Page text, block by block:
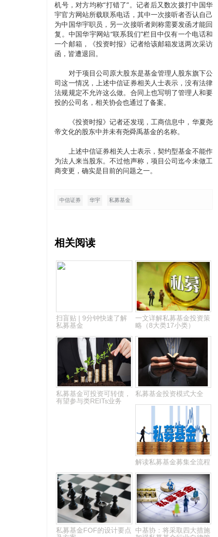
机号，对方均称“打错了”。记者后又数次拨打中国华
宇官方网站所载联系电话，其中一次接听者否认自己
为中国华宇职员，另一次接听者则称需要发函才能回
复。中国华宇网站“联系我们”栏目中仅有一个电话和
一个邮箱，《投资时报》记者给该邮箱发送两次采访
函，皆遭退回。
对于项目公司原大股东是基金管理人股东旗下公
司这一情况，上述中信证券相关人士表示，没有法律
法规规定不允许这么做。合同上也写明了管理人和要
投的公司名，相关协会也通过了备案。
《投资时报》记者还发现，工商信息中，华夏尧
帝文化的股东中并未有尧舜禹基金的名称。
上述中信证券相关人士表示，契约型基金不能作
为法人来当股东。不过他声称，项目公司迄今未做工
商变更，确实是目前的问题之一。
中信证券 华宇 私募基金
相关阅读
扫盲贴 | 9分钟快速了解
私募基金
一文详解私募基金投资策
略（8大类17小类）
私募基金可投资可转债，
有望参与类REITs业务
私募基金投资模式大全
解读私募基金募集全流程
私募基金FOF的设计要点
中基协：将采取四大措施